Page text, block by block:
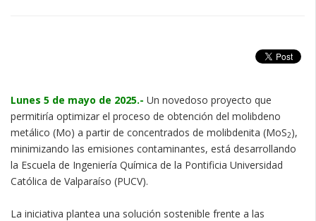
Lunes 5 de mayo de 2025.- Un novedoso proyecto que
permitiría optimizar el proceso de obtención del molibdeno
metálico (Mo) a partir de concentrados de molibdenita (MoS2),
minimizando las emisiones contaminantes, está desarrollando
la Escuela de Ingeniería Química de la Pontificia Universidad
Católica de Valparaíso (PUCV).
La iniciativa plantea una solución sostenible frente a las